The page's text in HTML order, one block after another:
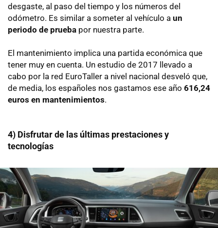
desgaste, al paso del tiempo y los números del
odómetro. Es similar a someter al vehículo a un
periodo de prueba por nuestra parte.
El mantenimiento implica una partida económica que
tener muy en cuenta. Un estudio de 2017 llevado a
cabo por la red EuroTaller a nivel nacional desveló que,
de media, los españoles nos gastamos ese año 616,24
euros en mantenimientos.
4) Disfrutar de las últimas prestaciones y
tecnologías